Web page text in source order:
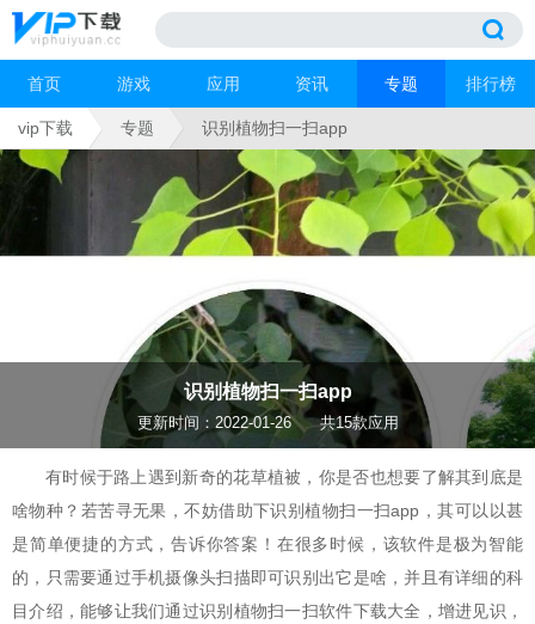
首页 游戏 应用 资讯 专题 排行榜
vip下载 专题 识别植物扫一扫app
识别植物扫一扫app
更新时间：2022-01-26 共15款应用
有时候于路上遇到新奇的花草植被，你是否也想要了解其到底是
啥物种？若苦寻无果，不妨借助下识别植物扫一扫app，其可以以甚
是简单便捷的方式，告诉你答案！在很多时候，该软件是极为智能
的，只需要通过手机摄像头扫描即可识别出它是啥，并且有详细的科
目介绍，能够让我们通过识别植物扫一扫软件下载大全，增进见识，